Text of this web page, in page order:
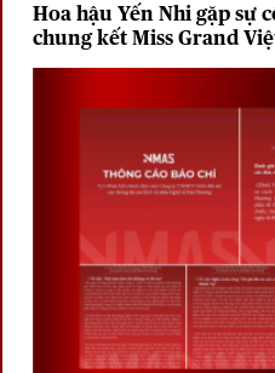
Hoa hậu Yến Nhi gặp sự
chung kết Miss Grand